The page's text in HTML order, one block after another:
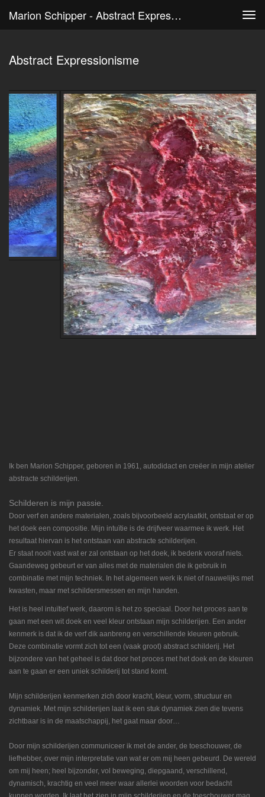
Marion Schipper - Abstract Expressionisme
Abstract Expressionisme
Ik ben Marion Schipper, geboren in 1961, autodidact en creëer in mijn atelier
abstracte schilderijen.
Schilderen is mijn passie.
Door verf en andere materialen, zoals bijvoorbeeld acrylaatkit, ontstaat er op
het doek een compositie. Mijn intuïtie is de drijfveer waarmee ik werk. Het
resultaat hiervan is het ontstaan van abstracte schilderijen.
Er staat nooit vast wat er zal ontstaan op het doek, ik bedenk vooraf niets.
Gaandeweg gebeurt er van alles met de materialen die ik gebruik in
combinatie met mijn techniek. In het algemeen werk ik niet of nauwelijks met
kwasten, maar met schildersmessen en mijn handen.
Het is heel intuïtief werk, daarom is het zo speciaal. Door het proces aan te
gaan met een wit doek en veel kleur ontstaan mijn schilderijen. Een ander
kenmerk is dat ik de verf dik aanbreng en verschillende kleuren gebruik.
Deze combinatie vormt zich tot een (vaak groot) abstract schilderij. Het
bijzondere van het geheel is dat door het proces met het doek en de kleuren
aan te gaan er een uniek schilderij tot stand komt.
Mijn schilderijen kenmerken zich door kracht, kleur, vorm, structuur en
dynamiek. Met mijn schilderijen laat ik een stuk dynamiek zien die tevens
zichtbaar is in de maatschappij, het gaat maar door…
Door mijn schilderijen communiceer ik met de ander, de toeschouwer, de
liefhebber, over mijn interpretatie van wat er om mij heen gebeurd. De wereld
om mij heen; heel bijzonder, vol beweging, diepgaand, verschillend,
dynamisch, krachtig en veel meer waar allerlei woorden voor bedacht